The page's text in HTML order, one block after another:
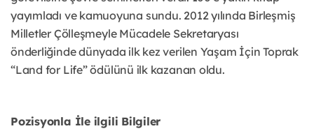
yayımladı ve kamuoyuna sundu. 2012 yılında Birleşmiş
Milletler Çölleşmeyle Mücadele Sekretaryası
önderliğinde dünyada ilk kez verilen Yaşam İçin Toprak
“Land for Life” ödülünü ilk kazanan oldu.
Pozisyonla İle ilgili Bilgiler